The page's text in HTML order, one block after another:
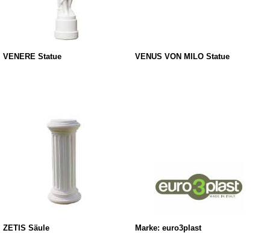
VENERE Statue VENUS VON MILO Statue
ZETIS Säule Marke: euro3plast